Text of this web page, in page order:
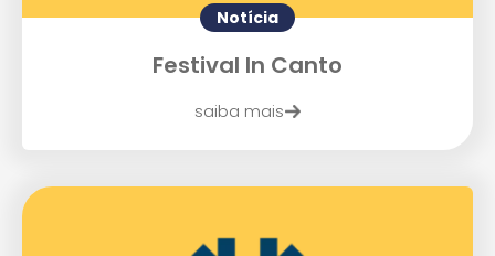
Notícia
Festival In Canto
saiba mais